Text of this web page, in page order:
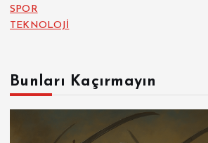
SPOR
TEKNOLOJİ
Bunları Kaçırmayın